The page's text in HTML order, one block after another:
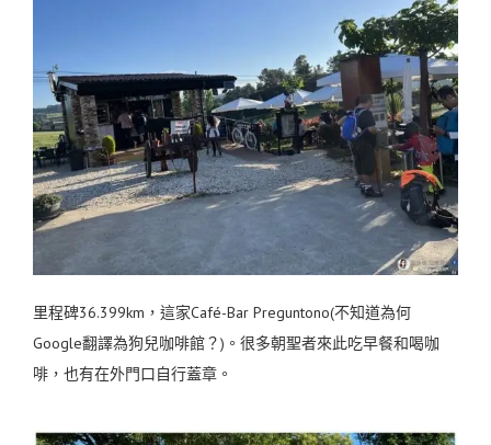
里程碑36.399km，這家Café-Bar Preguntono(不知道為何
Google翻譯為狗兒咖啡館？)。很多朝聖者來此吃早餐和喝咖
啡，也有在外門口自行蓋章。